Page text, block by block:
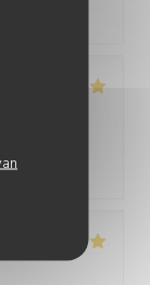
😋